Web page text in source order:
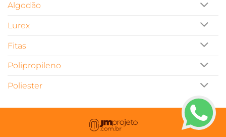
Algodão
Lurex
Fitas
Polipropileno
Poliester